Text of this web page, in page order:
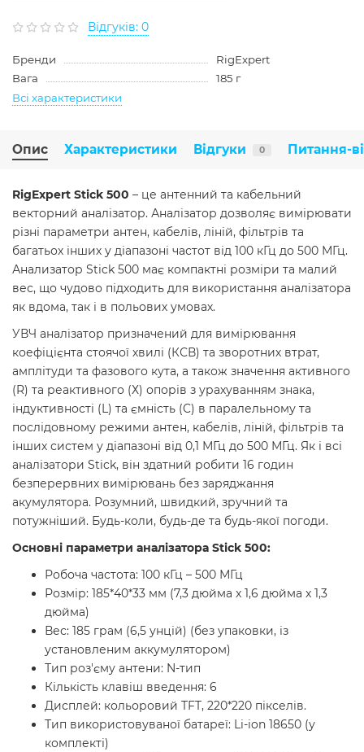
Відгуків: 0
Бренди
RigExpert
Вага
185 г
Всі характеристики
Опис Характеристики Відгуки 0 Питання-
RigExpert Stick 500 – це антенний та кабельний
векторний аналізатор. Аналізатор дозволяє вимірювати
різні параметри антен, кабелів, ліній, фільтрів та
багатьох інших у діапазоні частот від 100 кГц до 500 МГц.
Анализатор Stick 500 має компактні розміри та малий
вес, що чудово підходить для використання аналізатора
як вдома, так і в польових умовах.
УВЧ аналізатор призначений для вимірювання
коефіцієнта стоячої хвилі (КСВ) та зворотних втрат,
амплітуди та фазового кута, а також значення активного
(R) та реактивного (Х) опорів з урахуванням знака,
індуктивності (L) та ємність (C) в паралельному та
послідовному режими антен, кабелів, ліній, фільтрів та
інших систем у діапазоні від 0,1 МГц до 500 МГц. Як і всі
аналізатори Stick, він здатний робити 16 годин
безперервних вимірювань без заряджання
акумулятора. Розумний, швидкий, зручний та
потужніший. Будь-коли, будь-де та будь-якої погоди.
Основні параметри аналізатора Stick 500:
Робоча частота: 100 кГц – 500 МГц
Розмір: 185*40*33 мм (7,3 дюйма x 1,6 дюйма x 1,3
дюйма)
Вес: 185 грам (6,5 унцій) (без упаковки, із
установленим аккумулятором)
Тип роз'єму антени: N-тип
Кількість клавіш введення: 6
Дисплей: кольоровий TFT, 220*220 пікселів.
Тип використовуваної батареї: Li-ion 18650 (у
комплекті)